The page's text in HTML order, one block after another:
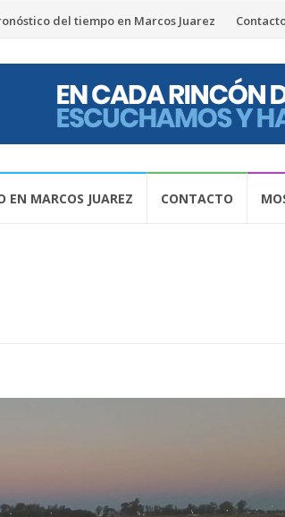
del tiempo en Marcos Juarez
EN MARCOS JUAREZ CONTACTO